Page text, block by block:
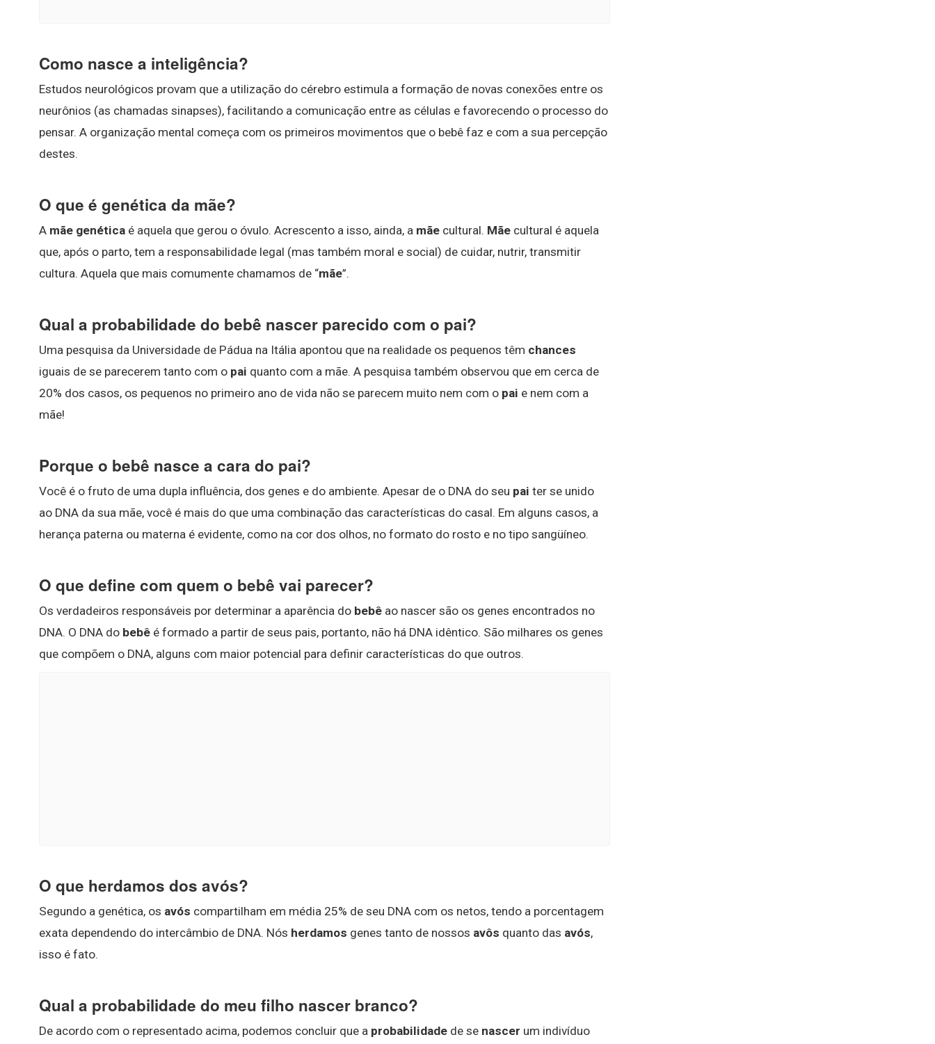
Como nasce a inteligência?
Estudos neurológicos provam que a utilização do cérebro estimula a formação de novas conexões entre os
neurônios (as chamadas sinapses), facilitando a comunicação entre as células e favorecendo o processo do
pensar. A organização mental começa com os primeiros movimentos que o bebê faz e com a sua percepção
destes.
O que é genética da mãe?
A mãe genética é aquela que gerou o óvulo. Acrescento a isso, ainda, a mãe cultural. Mãe cultural é aquela
que, após o parto, tem a responsabilidade legal (mas também moral e social) de cuidar, nutrir, transmitir
cultura. Aquela que mais comumente chamamos de “mãe”.
Qual a probabilidade do bebê nascer parecido com o pai?
Uma pesquisa da Universidade de Pádua na Itália apontou que na realidade os pequenos têm chances
iguais de se parecerem tanto com o pai quanto com a mãe. A pesquisa também observou que em cerca de
20% dos casos, os pequenos no primeiro ano de vida não se parecem muito nem com o pai e nem com a
mãe!
Porque o bebê nasce a cara do pai?
Você é o fruto de uma dupla influência, dos genes e do ambiente. Apesar de o DNA do seu pai ter se unido
ao DNA da sua mãe, você é mais do que uma combinação das características do casal. Em alguns casos, a
herança paterna ou materna é evidente, como na cor dos olhos, no formato do rosto e no tipo sangüíneo.
O que define com quem o bebê vai parecer?
Os verdadeiros responsáveis por determinar a aparência do bebê ao nascer são os genes encontrados no
DNA. O DNA do bebê é formado a partir de seus pais, portanto, não há DNA idêntico. São milhares os genes
que compõem o DNA, alguns com maior potencial para definir características do que outros.
O que herdamos dos avós?
Segundo a genética, os avós compartilham em média 25% de seu DNA com os netos, tendo a porcentagem
exata dependendo do intercâmbio de DNA. Nós herdamos genes tanto de nossos avôs quanto das avós,
isso é fato.
Qual a probabilidade do meu filho nascer branco?
De acordo com o representado acima, podemos concluir que a probabilidade de se nascer um indivíduo